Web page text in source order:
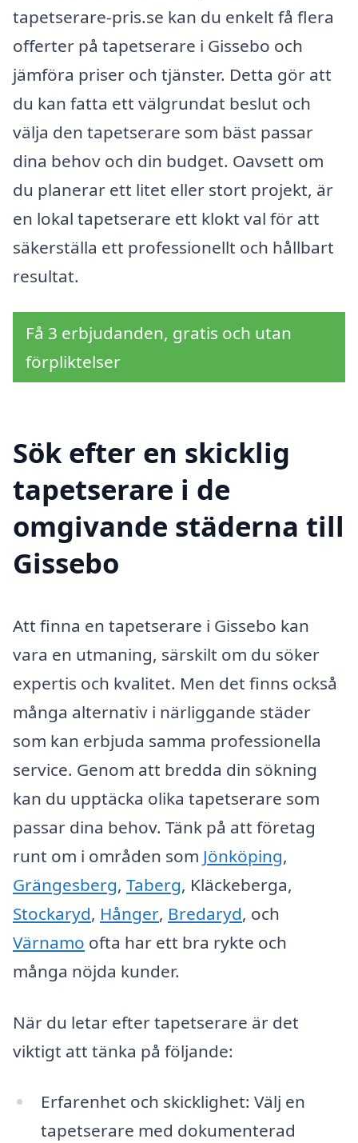
tapetserare-pris.se kan du enkelt få flera
offerter på tapetserare i Gissebo och
jämföra priser och tjänster. Detta gör att
du kan fatta ett välgrundat beslut och
välja den tapetserare som bäst passar
dina behov och din budget. Oavsett om
du planerar ett litet eller stort projekt, är
en lokal tapetserare ett klokt val för att
säkerställa ett professionellt och hållbart
resultat.
Få 3 erbjudanden, gratis och utan
förpliktelser
Sök efter en skicklig
tapetserare i de
omgivande städerna till
Gissebo
Att finna en tapetserare i Gissebo kan
vara en utmaning, särskilt om du söker
expertis och kvalitet. Men det finns också
många alternativ i närliggande städer
som kan erbjuda samma professionella
service. Genom att bredda din sökning
kan du upptäcka olika tapetserare som
passar dina behov. Tänk på att företag
runt om i områden som Jönköping,
Grängesberg, Taberg, Kläckeberga,
Stockaryd, Hånger, Bredaryd, och
Värnamo ofta har ett bra rykte och
många nöjda kunder.
När du letar efter tapetserare är det
viktigt att tänka på följande:
Erfarenhet och skicklighet: Välj en
tapetserare med dokumenterad